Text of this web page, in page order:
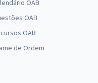
OAB
OAB
OAB
de Ordem